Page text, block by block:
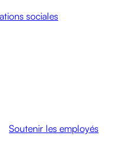
sociales
Soutenir les employés